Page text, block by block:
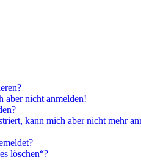
aber nicht anmelden!
kann mich aber nicht mehr
löschen“?